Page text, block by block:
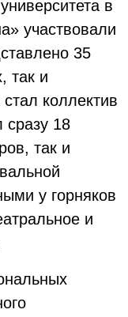
в
участвовали
35
так и
коллектив
18
так и
у горняков
и